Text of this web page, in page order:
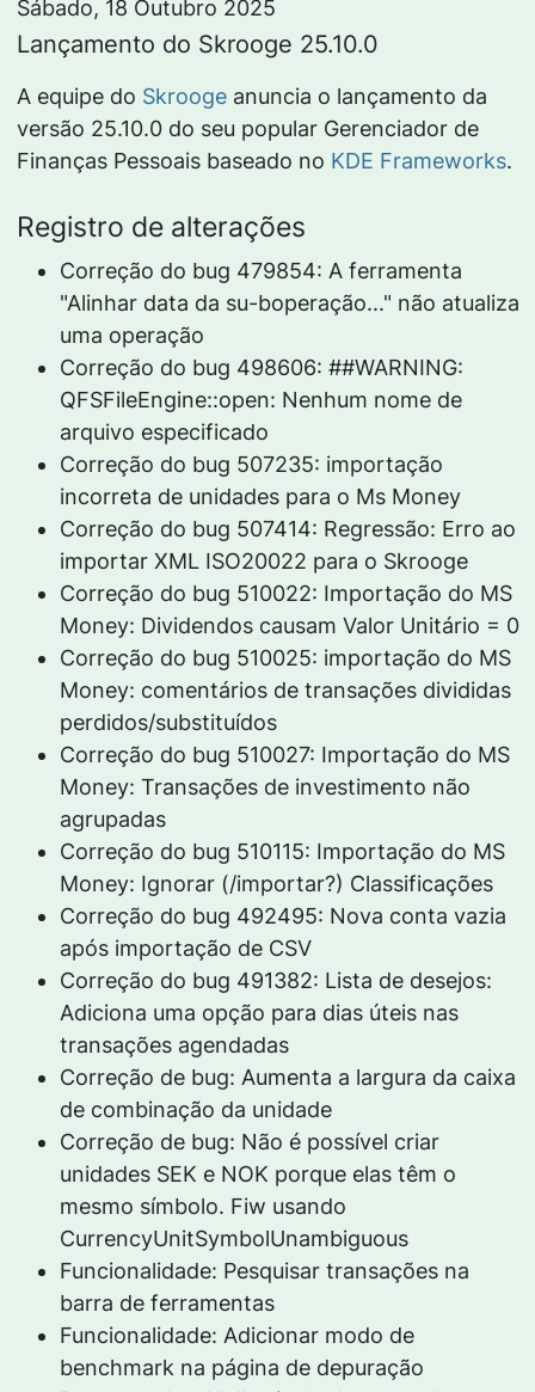
Sábado, 18 Outubro 2025
Lançamento do Skrooge 25.10.0
A equipe do Skroogeanuncia o lançamento da
versão 25.10.0 do seu popular Gerenciador de
Finanças Pessoais baseado no KDE Frameworks.
Registro de alterações
Correção do bug 479854: A ferramenta
"Alinhar data da su-boperação..." não atualiza
uma operação
Correção do bug 498606: ##WARNING:
QFSFileEngine::open: Nenhum nome de
arquivo especificado
Correção do bug 507235: importação
incorreta de unidades para o Ms Money
Correção do bug 507414: Regressão: Erro ao
importar XML ISO20022 para o Skrooge
Correção do bug 510022: Importação do MS
Money: Dividendos causam Valor Unitário = 0
Correção do bug 510025: importação do MS
Money: comentários de transações divididas
perdidos/substituídos
Correção do bug 510027: Importação do MS
Money: Transações de investimento não
agrupadas
Correção do bug 510115: Importação do MS
Money: Ignorar (/importar?) Classificações
Correção do bug 492495: Nova conta vazia
após importação de CSV
Correção do bug 491382: Lista de desejos:
Adiciona uma opção para dias úteis nas
transações agendadas
Correção de bug: Aumenta a largura da caixa
de combinação da unidade
Correção de bug: Não é possível criar
unidades SEK e NOK porque elas têm o
mesmo símbolo. Fiw usando
CurrencyUnitSymbolUnambiguous
Funcionalidade: Pesquisar transações na
barra de ferramentas
Funcionalidade: Adicionar modo de
benchmark na página de depuração